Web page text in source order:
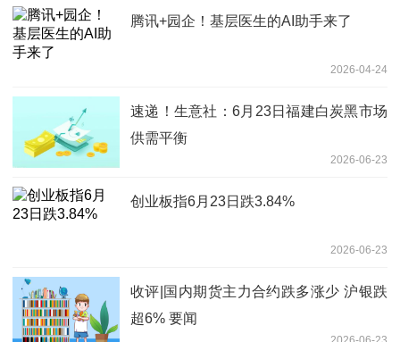
腾讯+园企！基层医生的AI助手来了
2026-04-24
速递！生意社：6月23日福建白炭黑市场
供需平衡
2026-06-23
创业板指6月23日跌3.84%
2026-06-23
收评|国内期货主力合约跌多涨少 沪银跌
超6% 要闻